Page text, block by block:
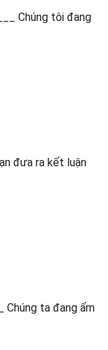
Chúng tôi đang
đưa ra kết luận
ta đang ấm